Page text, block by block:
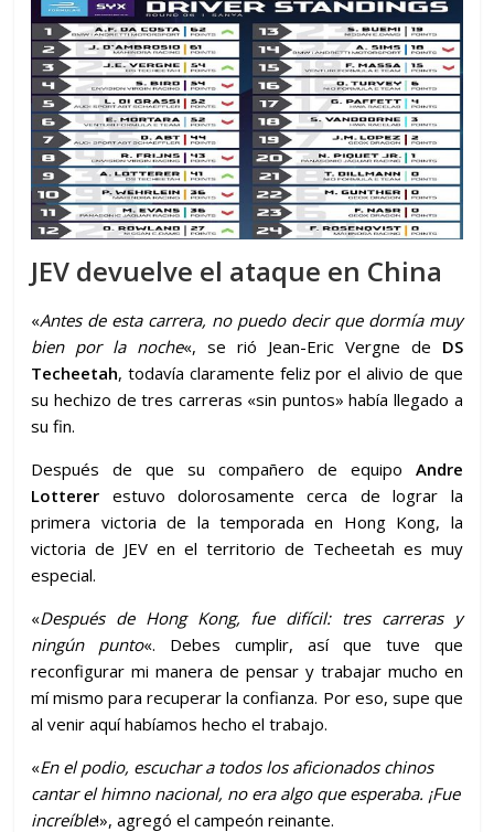
JEV devuelve el ataque en China
«Antes de esta carrera, no puedo decir que dormía muy
bien por la noche«, se rió Jean-Eric Vergne de DS
Techeetah, todavía claramente feliz por el alivio de que
su hechizo de tres carreras «sin puntos» había llegado a
su fin.
Después de que su compañero de equipo Andre
Lotterer estuvo dolorosamente cerca de lograr la
primera victoria de la temporada en Hong Kong, la
victoria de JEV en el territorio de Techeetah es muy
especial.
«Después de Hong Kong, fue difícil: tres carreras y
ningún punto«. Debes cumplir, así que tuve que
reconfigurar mi manera de pensar y trabajar mucho en
mí mismo para recuperar la confianza. Por eso, supe que
al venir aquí habíamos hecho el trabajo.
«En el podio, escuchar a todos los aficionados chinos
cantar el himno nacional, no era algo que esperaba. ¡Fue
increíble!», agregó el campeón reinante.